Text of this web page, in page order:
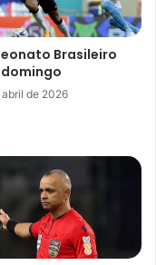
Brasileiro
abril de 2026